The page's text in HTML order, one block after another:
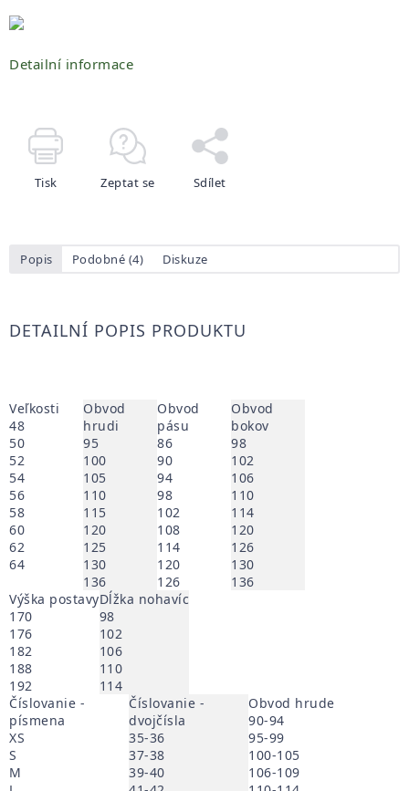
Detailní informace
Tisk Zeptat se Sdílet
Popis Podobné (4) Diskuze
DETAILNÍ POPIS PRODUKTU
Veľkosti
48
50
52
54
56
58
60
62
64
Obvod
hrudi
95
100
105
110
115
120
125
130
136
Obvod
pásu
86
90
94
98
102
108
114
120
126
Obvod
bokov
98
102
106
110
114
120
126
130
136
Výška postavy
170
176
182
188
192
Dĺžka nohavíc
98
102
106
110
114
Číslovanie -
písmena
XS
S
M
Číslovanie -
dvojčísla
35-36
37-38
39-40
Obvod hrude
90-94
95-99
100-105
106-109